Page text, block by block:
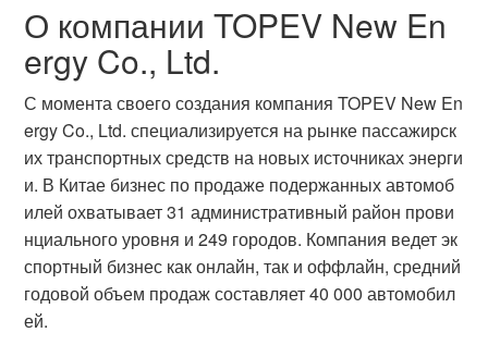
О компании TOPEV New En
ergy Co., Ltd.
С момента своего создания компания TOPEV New En
ergy Co., Ltd. специализируется на рынке пассажирск
их транспортных средств на новых источниках энерги
и. В Китае бизнес по продаже подержанных автомоб
илей охватывает 31 административный район прови
нциального уровня и 249 городов. Компания ведет эк
спортный бизнес как онлайн, так и оффлайн, средний
годовой объем продаж составляет 40 000 автомобил
ей.